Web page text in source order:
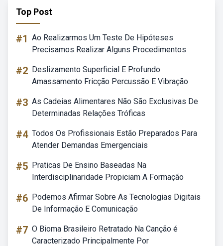
Top Post
#1 Ao Realizarmos Um Teste De Hipóteses
Precisamos Realizar Alguns Procedimentos
#2 Deslizamento Superficial E Profundo
Amassamento Fricção Percussão E Vibração
#3 As Cadeias Alimentares Não São Exclusivas De
Determinadas Relações Tróficas
#4 Todos Os Profissionais Estão Preparados Para
Atender Demandas Emergenciais
#5 Praticas De Ensino Baseadas Na
Interdisciplinaridade Propiciam A Formação
#6 Podemos Afirmar Sobre As Tecnologias Digitais
De Informação E Comunicação
#7 O Bioma Brasileiro Retratado Na Canção é
Caracterizado Principalmente Por